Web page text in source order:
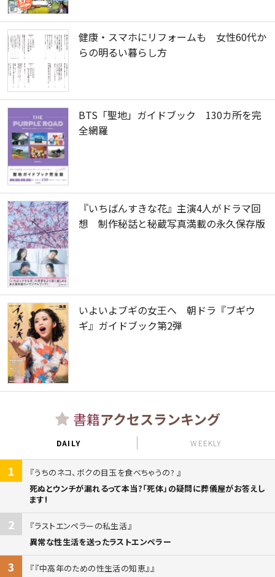
健康・スマホにリフォームも 女性60代か
らの明るい暮らし方
BTS「聖地」ガイドブック 130カ所を完
全網羅
『いちばんすきな花』主演4人がドラマ回
想 制作秘話と秘蔵写真満載の永久保存版
いよいよブギの女王へ 朝ドラ『ブギウ
ギ』ガイドブック第2弾
書籍アクセスランキング
DAILY WEEKLY
1
うちのネコ、ボクの目玉を食べちゃうの?
死ぬとウンチが漏れるって本当?「死体」の疑問に葬儀屋がお答えし
ます!
2
ラストエンペラーの私生活
異常な性生活を送ったラストエンペラー
3
『中高年のための性生活の知恵』